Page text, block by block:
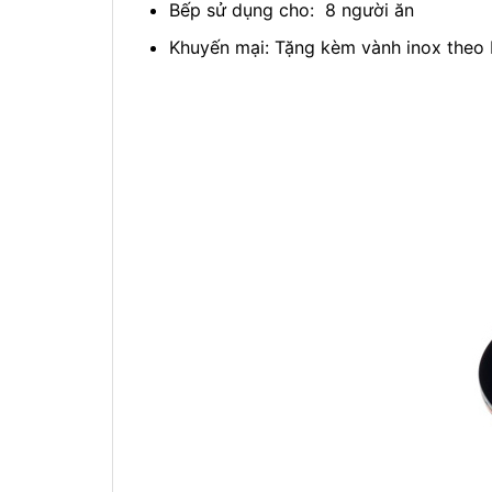
Bếp sử dụng cho: 8 người ăn
Khuyến mại: Tặng kèm vành inox theo